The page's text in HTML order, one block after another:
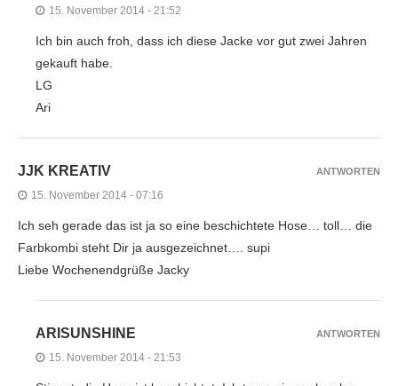
15. November 2014 - 21:52
Ich bin auch froh, dass ich diese Jacke vor gut zwei Jahren
gekauft habe.
LG
Ari
JJK KREATIV
15. November 2014 - 07:16
Ich seh gerade das ist ja so eine beschichtete Hose… toll… die
Farbkombi steht Dir ja ausgezeichnet…. supi
Liebe Wochenendgrüße Jacky
ANTWORTEN
ARISUNSHINE
15. November 2014 - 21:53
ANTWORTEN